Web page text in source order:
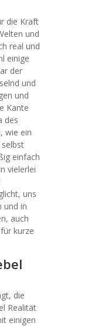
die Kraft
und
real und
einige
der
und
und
Kante
des
wie ein
einfach
vielerlei
uns
und in
auch
kurze
die
Realität
einigen